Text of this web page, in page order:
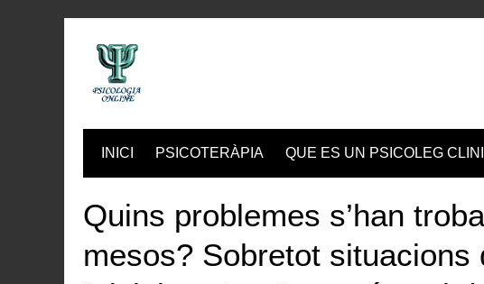
INICI PSICOTERÀPIA QUE ES UN PSICOLEG
Quins problemes s’han
mesos? Sobretot situacions